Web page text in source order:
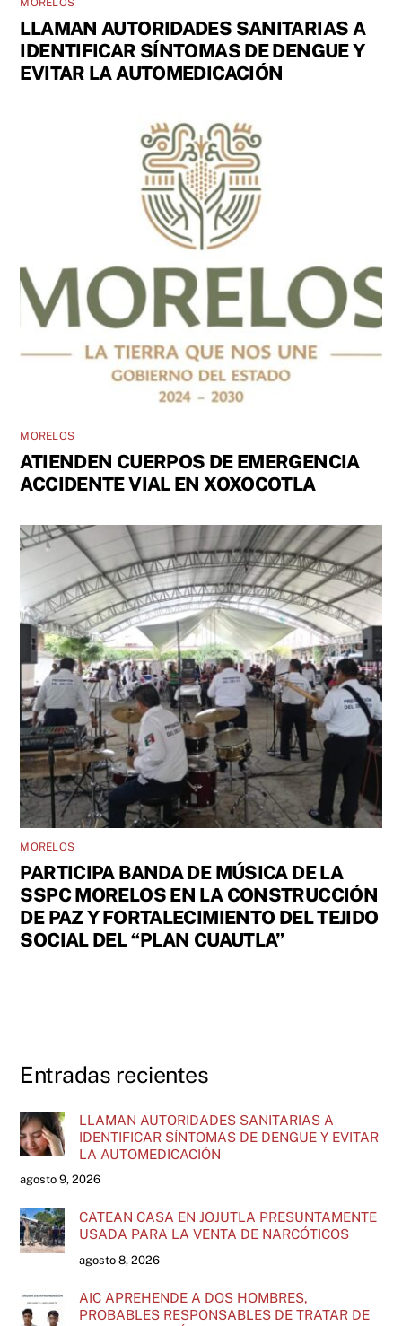
LLAMAN AUTORIDADES SANITARIAS A
IDENTIFICAR SÍNTOMAS DE DENGUE Y
EVITAR LA AUTOMEDICACIÓN
MORELOS
ATIENDEN CUERPOS DE EMERGENCIA
ACCIDENTE VIAL EN XOXOCOTLA
MORELOS
PARTICIPA BANDA DE MÚSICA DE LA
SSPC MORELOS EN LA CONSTRUCCIÓN
DE PAZ Y FORTALECIMIENTO DEL TEJIDO
SOCIAL DEL “PLAN CUAUTLA”
Entradas recientes
LLAMAN AUTORIDADES SANITARIAS A
IDENTIFICAR SÍNTOMAS DE DENGUE Y EVITAR
LA AUTOMEDICACIÓN
agosto 9, 2026
CATEAN CASA EN JOJUTLA PRESUNTAMENTE
USADA PARA LA VENTA DE NARCÓTICOS
agosto 8, 2026
AIC APREHENDE A DOS HOMBRES,
PROBABLES RESPONSABLES DE TRATAR DE